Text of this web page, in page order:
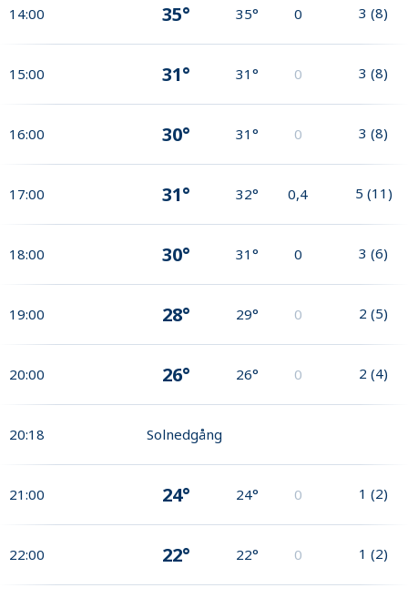
14:00 35° 35° 0 3 (8)
15:00 31° 31° 0 3 (8)
16:00 30° 31° 0 3 (8)
17:00 31° 32° 0,4 5 (11)
18:00 30° 31° 0 3 (6)
19:00 28° 29° 0 2 (5)
20:00 26° 26° 0 2 (4)
20:18 Solnedgång
21:00 24° 24° 0 1 (2)
22:00 22° 22° 0 1 (2)